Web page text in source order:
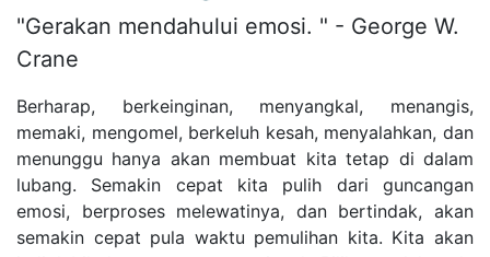
"Gerakan mendahului emosi. " - George W.
Crane
Berharap, berkeinginan, menyangkal, menangis,
memaki, mengomel, berkeluh kesah, menyalahkan, dan
menunggu hanya akan membuat kita tetap di dalam
lubang. Semakin cepat kita pulih dari guncangan
emosi, berproses melewatinya, dan bertindak, akan
semakin cepat pula waktu pemulihan kita. Kita akan